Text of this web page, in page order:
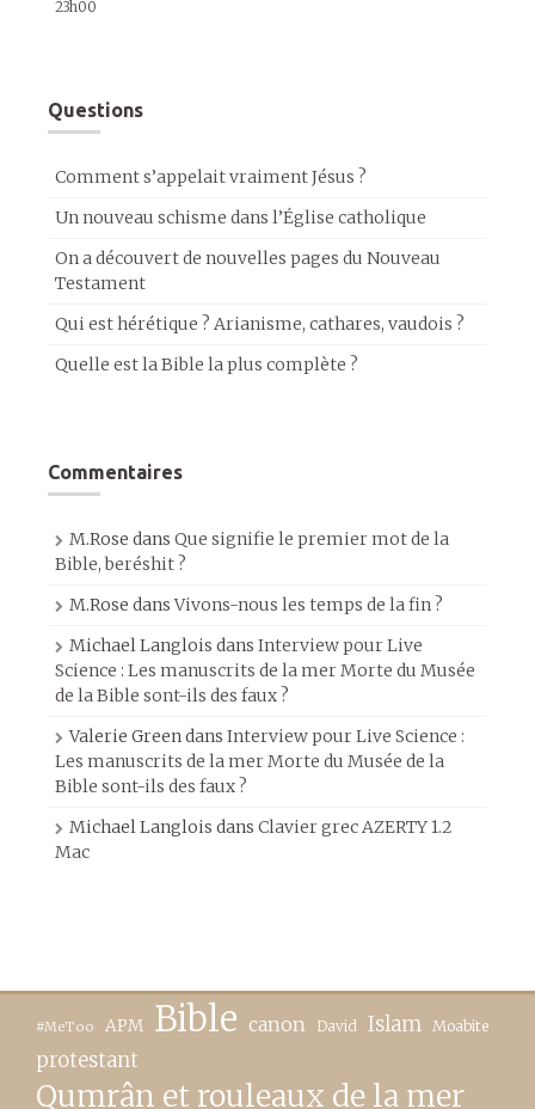
23h00
Questions
Comment s’appelait vraiment Jésus ?
Un nouveau schisme dans l’Église catholique
On a découvert de nouvelles pages du Nouveau
Testament
Qui est hérétique ? Arianisme, cathares, vaudois ?
Quelle est la Bible la plus complète ?
Commentaires
M.Rose dans Que signifie le premier mot de la
Bible, beréshit ?
M.Rose dansVivons-nous les temps de la fin ?
Michael Langlois dans Interview pour Live
Science : Les manuscrits de la mer Morte du Musée
de la Bible sont-ils des faux ?
Valerie Greendans Interview pour Live Science :
Les manuscrits de la mer Morte du Musée de la
Bible sont-ils des faux ?
Michael Langlois dans Clavier grec AZERTY 1.2
Mac
#MeToo APM Bible canon David Islam Moabite
protestant
Qumrân et rouleaux de la mer